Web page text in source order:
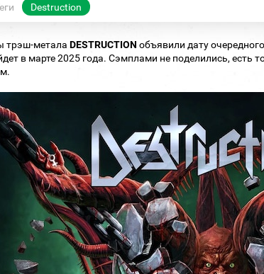
Destruction
трэш-метала DESTRUCTION объявили дату
в марте 2025 года. Сэмплами не поделились,